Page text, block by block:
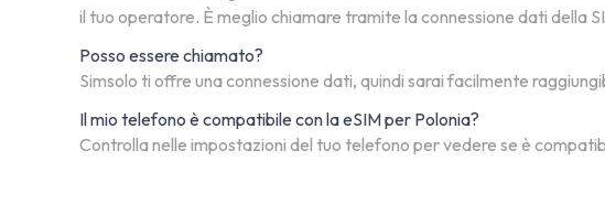
il tuo operatore. È meglio chiamare tramite la connessione dati della
Posso essere chiamato?
Simsolo ti offre una connessione dati, quindi sarai facilmente
Il mio telefono è compatibile con la eSIM per Polonia?
Controlla nelle impostazioni del tuo telefono per vedere se è